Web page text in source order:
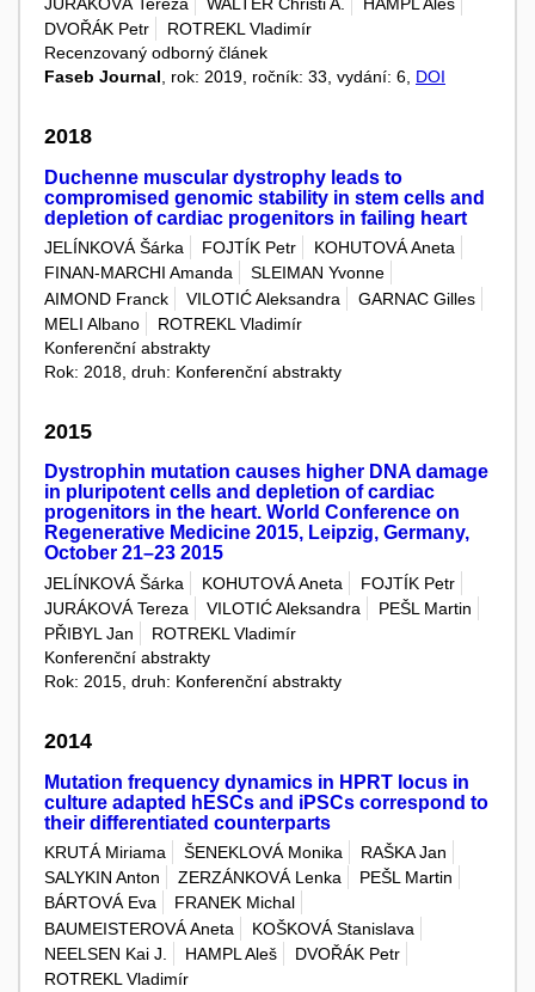
DVOŘÁK Petr
ROTREKL Vladimír
Recenzovaný odborný článek
Faseb Journal, rok: 2019, ročník: 33, vydání: 6, DOI
2018
Duchenne muscular dystrophy leads to
compromised genomic stability in stem cells and
depletion of cardiac progenitors in failing heart
JELÍNKOVÁ Šárka FOJTÍK Petr
KOHUTOVÁ Aneta
FINAN-MARCHI Amanda
SLEIMAN Yvonne
AIMOND Franck
VILOTIĆ Aleksandra
GARNAC Gilles
MELI Albano
ROTREKL Vladimír
Konferenční abstrakty
Rok: 2018, druh: Konferenční abstrakty
2015
Dystrophin mutation causes higher DNA damage
in pluripotent cells and depletion of cardiac
progenitors in the heart. World Conference on
Regenerative Medicine 2015, Leipzig, Germany,
October 21–23 2015
JELÍNKOVÁ Šárka KOHUTOVÁ Aneta
FOJTÍK Petr
JURÁKOVÁ Tereza
VILOTIĆ Aleksandra
PEŠL Martin
PŘIBYL Jan
ROTREKL Vladimír
Konferenční abstrakty
Rok: 2015, druh: Konferenční abstrakty
2014
Mutation frequency dynamics in HPRT locus in
culture adapted hESCs and iPSCs correspond to
their differentiated counterparts
KRUTÁ Miriama ŠENEKLOVÁ Monika
RAŠKA Jan
SALYKIN Anton
ZERZÁNKOVÁ Lenka
PEŠL Martin
BÁRTOVÁ Eva
FRANEK Michal
BAUMEISTEROVÁ Aneta
KOŠKOVÁ Stanislava
NEELSEN Kai J.
HAMPL Aleš
DVOŘÁK Petr
ROTREKL Vladimír